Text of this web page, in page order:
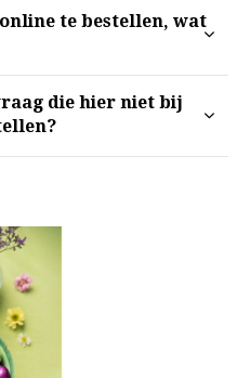
te bestellen, wat
die hier niet bij